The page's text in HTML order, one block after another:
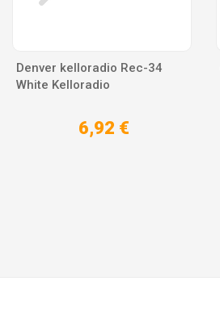
Denver kelloradio Rec-34
White Kelloradio
6,92 €